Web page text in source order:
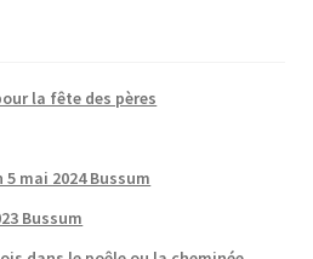
la fête des pères
mai 2024 Bussum
Bussum